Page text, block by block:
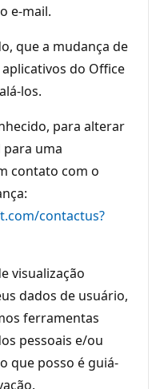
e-mail.
que a mudança de
do Office
los.
para alterar
para uma
contato com o
contactus?
visualização
dados de usuário,
ferramentas
pessoais e/ou
que posso é guiá-